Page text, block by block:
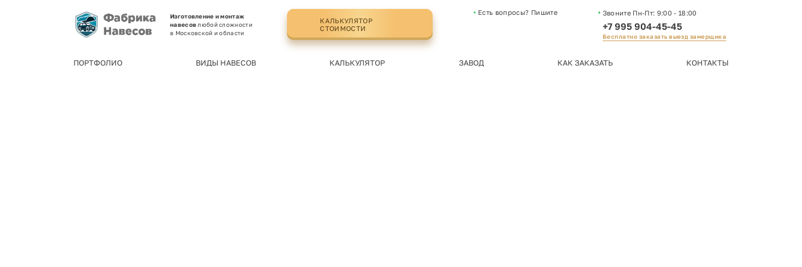
Изготовление и монтаж
навесов любой сложности
в Московской и области
КАЛЬКУЛЯТОР
СТОИМОСТИ
Есть вопросы? Пишите Звоните Пн-Пт: 9:00 - 18:00
+7 995 904-45-45
Бесплатно заказать выезд замерщика
ПОРТФОЛИО ВИДЫ НАВЕСОВ КАЛЬКУЛЯТОР ЗАВОД КАК ЗАКАЗАТЬ КОНТАКТЫ